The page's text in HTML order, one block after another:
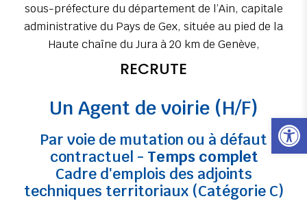
Ouvrir
sous-préfecture du département de l’Ain, capitale
administrative du Pays de Gex, située au pied de la
Haute chaîne du Jura à 20 km de Genève,
RECRUTE
Un Agent de voirie (H/F)
Par voie de mutation ou à défaut
contractuel - Temps complet
Cadre d'emplois des adjoints
techniques territoriaux (Catégorie C)